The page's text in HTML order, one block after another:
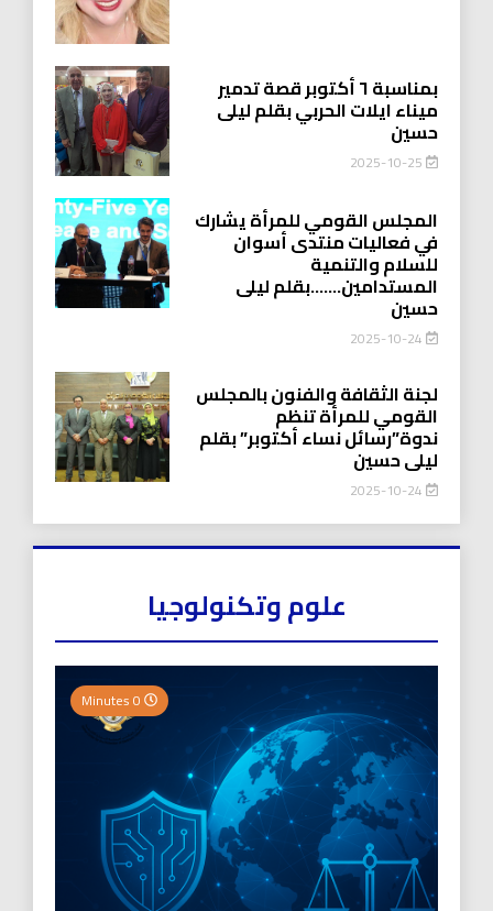
بمناسبة ٦ أكتوبر قصة تدمير
ميناء ايلات الحربي بقلم ليلى
حسين
2025-10-25
المجلس القومي للمرأة يشارك
في فعاليات منتدى أسوان
للسلام والتنمية
المستدامين…….بقلم ليلى
حسين
2025-10-24
لجنة الثقافة والفنون بالمجلس
القومي للمرأة تنظم
ندوة”رسائل نساء أكتوبر” بقلم
ليلى حسين
2025-10-24
علوم وتكنولوجيا